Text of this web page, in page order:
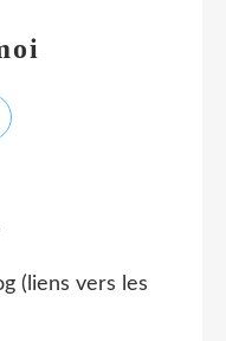
(liens vers les